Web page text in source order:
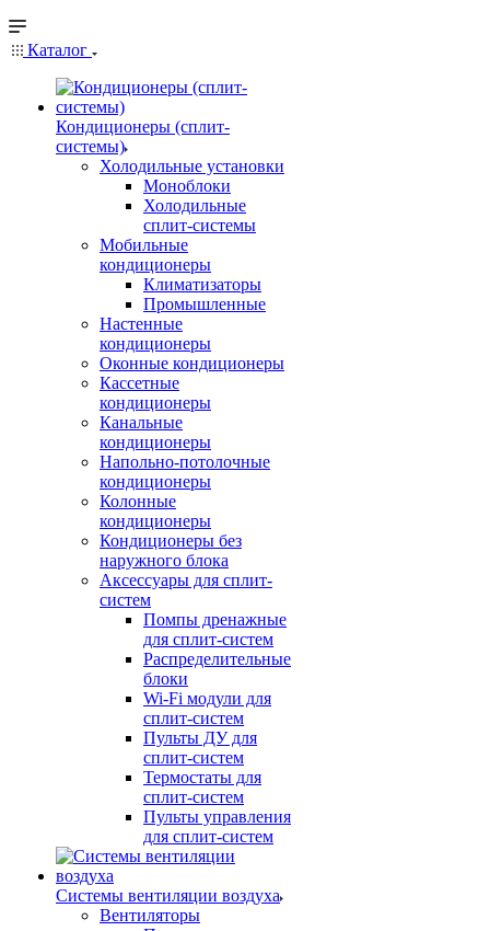
Каталог
Кондиционеры (сплит-
системы)
Холодильные установки
Моноблоки
Холодильные
сплит-системы
Мобильные
кондиционеры
Климатизаторы
Промышленные
Настенные
кондиционеры
Оконные кондиционеры
Кассетные
кондиционеры
Канальные
кондиционеры
Напольно-потолочные
кондиционеры
Колонные
кондиционеры
Кондиционеры без
наружного блока
Аксессуары для сплит-
систем
Помпы дренажные
для сплит-систем
Распределительные
блоки
Wi-Fi модули для
сплит-систем
Пульты ДУ для
сплит-систем
Термостаты для
сплит-систем
Пульты управления
для сплит-систем
Системы вентиляции воздуха
Вентиляторы